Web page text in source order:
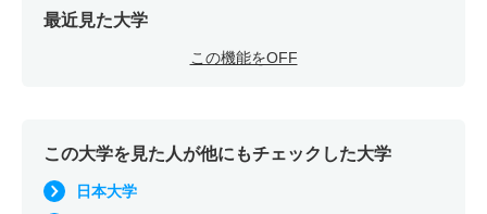
最近見た大学
この機能をOFF
この大学を見た人が他にもチェックした大学
日本大学